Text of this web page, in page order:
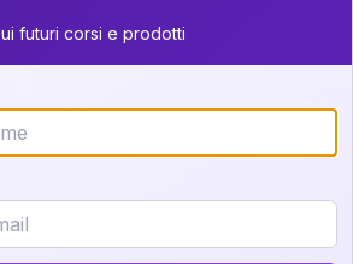
nella vostra
la vostra unione
futuri corsi e prodotti